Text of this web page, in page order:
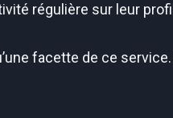
régulière sur leur
facette de ce